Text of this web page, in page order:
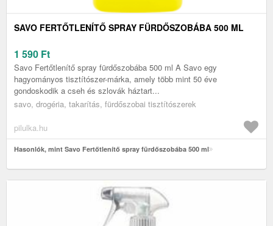
SAVO FERTŐTLENÍTŐ SPRAY FÜRDŐSZOBÁBA 500 ML
1 590 Ft
Savo Fertőtlenítő spray fürdőszobába 500 ml A Savo egy
hagyományos tisztítószer-márka, amely több mint 50 éve
gondoskodik a cseh és szlovák háztart...
savo, drogéria, takarítás, fürdőszobai tisztítószerek
pilulka.hu
Hasonlók, mint Savo Fertőtlenítő spray fürdőszobába 500 ml